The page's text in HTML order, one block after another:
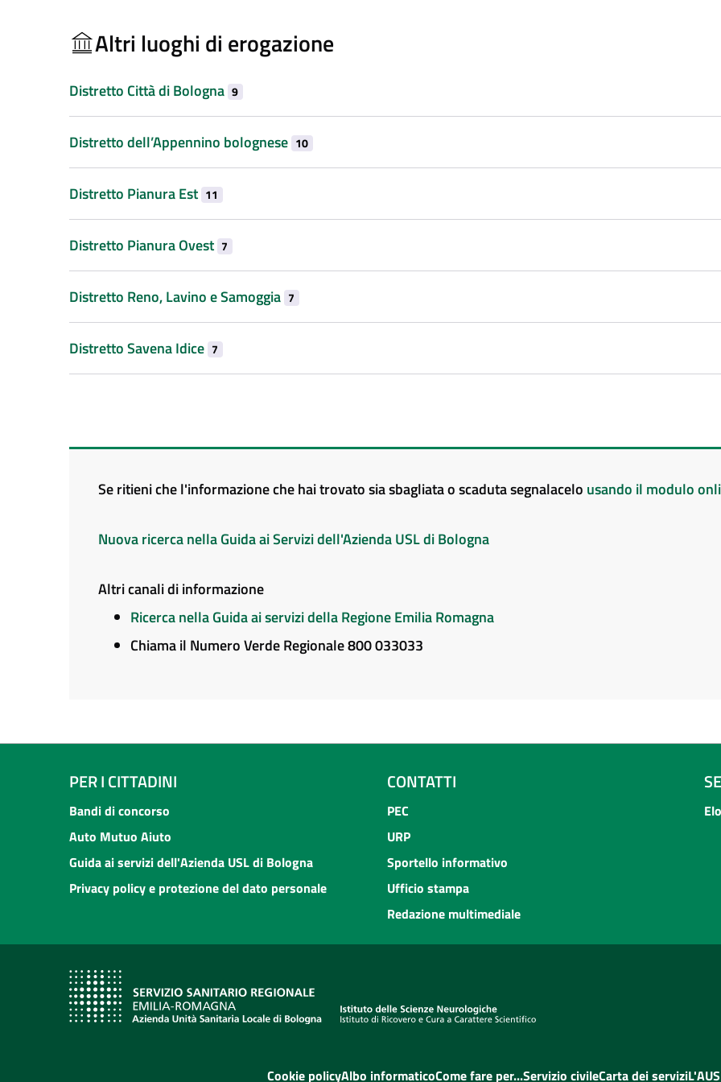
Altri luoghi di erogazione
Distretto Città di Bologna 9
Distretto dell’Appennino bolognese 10
Distretto Pianura Est 11
Distretto Pianura Ovest 7
Distretto Reno, Lavino e Samoggia 7
Distretto Savena Idice 7
Se ritieni che l'informazione che hai trovato sia sbagliata o scaduta segnalacelo usando il modulo
Nuova ricerca nella Guida ai Servizi dell'Azienda USL di Bologna
Altri canali di informazione
Ricerca nella Guida ai servizi della Regione Emilia Romagna
Chiama il Numero Verde Regionale 800 033033
PER I CITTADINI
Bandi di concorso
Auto Mutuo Aiuto
Guida ai servizi dell'Azienda USL di Bologna
Privacy policy e protezione del dato personale
CONTATTI
PEC
URP
Sportello informativo
Ufficio stampa
Redazione multimediale
Cookie policyAlbo informaticoCome fare per...Servizio civileCarta dei servizi